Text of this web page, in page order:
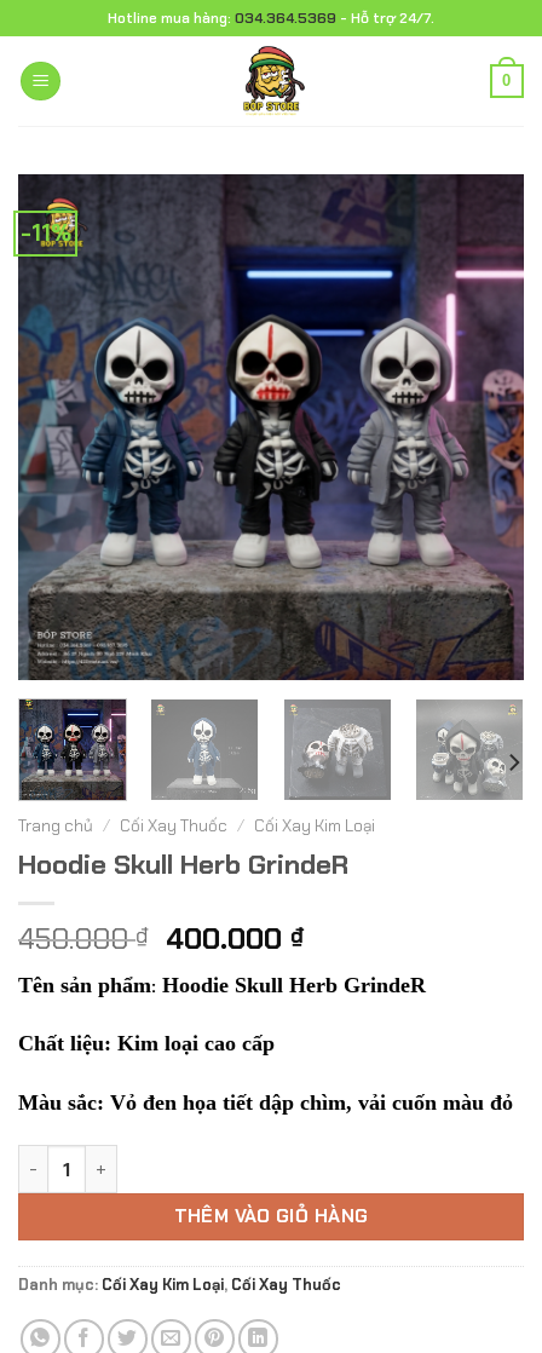
đến
nội
dung
Hotline mua hàng: 034.364.5369 - Hỗ trợ 24/7.
0
-11%
Trang chủ / Cối Xay Thuốc / Cối Xay Kim Loại
Hoodie Skull Herb GrindeR
450.000₫ Giá
là:
400.000 ₫Giá
tại
Tên sản phẩm: Hoodie Skull Herb GrindeR
Chất liệu: Kim loại cao cấp
Màu sắc: Vỏ đen họa tiết dập chìm, vải cuốn màu đỏ
THÊM VÀO GIỎ HÀNG
Danh mục: Cối Xay Kim Loại, Cối Xay Thuốc